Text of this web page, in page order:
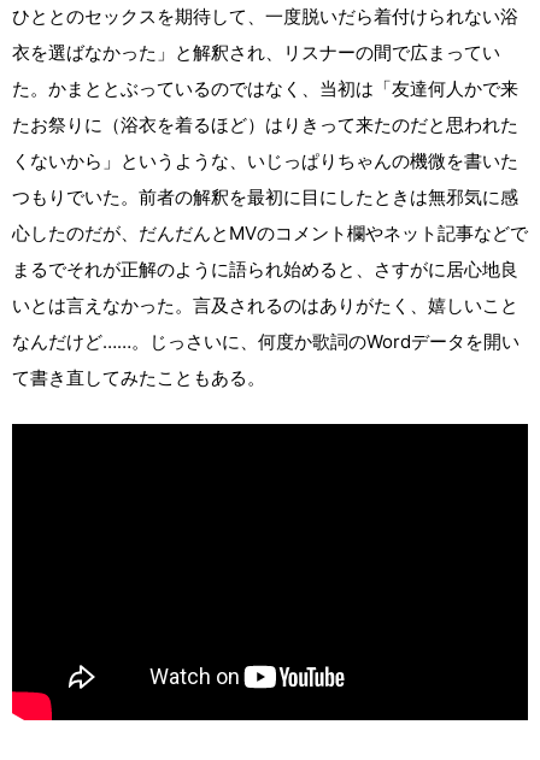
ひととのセックスを期待して、一度脱いだら着付けられない浴
衣を選ばなかった」と解釈され、リスナーの間で広まってい
た。かまととぶっているのではなく、当初は「友達何人かで来
たお祭りに（浴衣を着るほど）はりきって来たのだと思われた
くないから」というような、いじっぱりちゃんの機微を書いた
つもりでいた。前者の解釈を最初に目にしたときは無邪気に感
心したのだが、だんだんとMVのコメント欄やネット記事などで
まるでそれが正解のように語られ始めると、さすがに居心地良
いとは言えなかった。言及されるのはありがたく、嬉しいこと
なんだけど……。じっさいに、何度か歌詞のWordデータを開い
て書き直してみたこともある。